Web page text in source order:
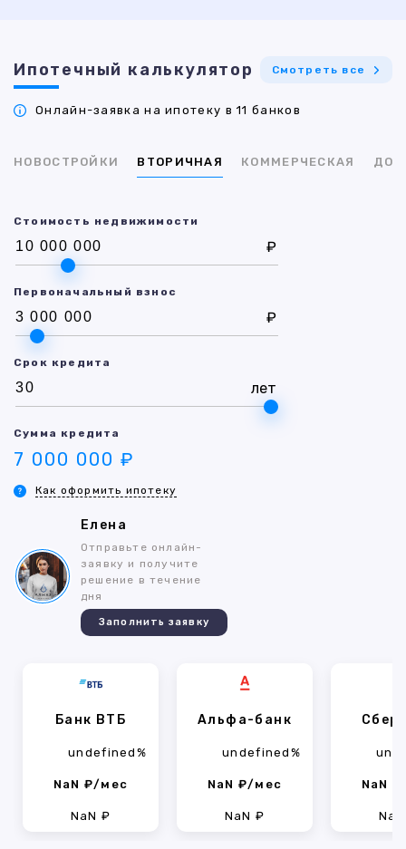
Ипотечный калькулятор Смотреть все
Онлайн-заявка на ипотеку в 11 банков
НОВОСТРОЙКИ ВТОРИЧНАЯ КОММЕРЧЕСКАЯ ДОМ
Стоимость недвижимости
₽
Первоначальный взнос
₽
Срок кредита
лет
Сумма кредита
7 000 000 ₽
Как оформить ипотеку
Елена
Отправьте онлайн-
заявку и получите
решение в течение
дня
Заполнить заявку
Банк ВТБ
undefined%
NaN ₽/мес
NaN ₽
Альфа-банк
undefined%
NaN ₽/мес
NaN ₽
NaN